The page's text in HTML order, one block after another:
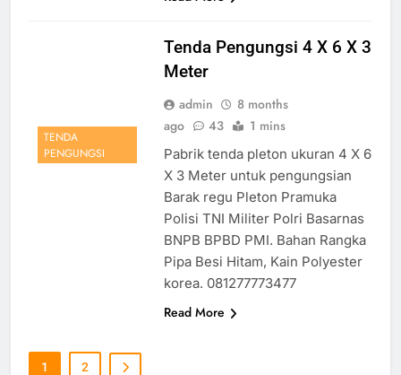
TENDA
PENGUNGSI
Tenda Pengungsi 4 X 6 X 3
Meter
admin
8 months
ago
43 1 mins
Pabrik tenda pleton ukuran 4 X 6
X 3 Meter untuk pengungsian
Barak regu Pleton Pramuka
Polisi TNI Militer Polri Basarnas
BNPB BPBD PMI. Bahan Rangka
Pipa Besi Hitam, Kain Polyester
korea. 081277773477
Read More
1 2